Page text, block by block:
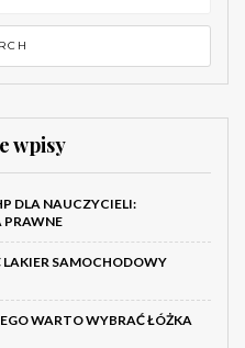
wpisy
DLA NAUCZYCIELI:
LAKIER SAMOCHODOWY
WARTO WYBRAĆ ŁÓŻKA